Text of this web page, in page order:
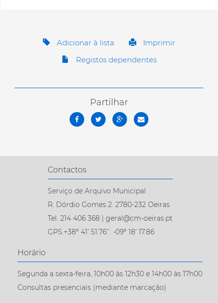
Adicionar à lista
Imprimir
Registos dependentes
Partilhar
Contactos
Serviço de Arquivo Municipal
R. Dórdio Gomes 2. 2780-232 Oeiras
Tel. 214 406 368 | geral@cm-oeiras.pt
GPS.+38º 41’ 51.76’’. -09º 18’ 17.86
Horário
Segunda a sexta-feira, 10h00 às 12h30 e 14h00 às 17h00
Consultas presenciais (mediante marcação)